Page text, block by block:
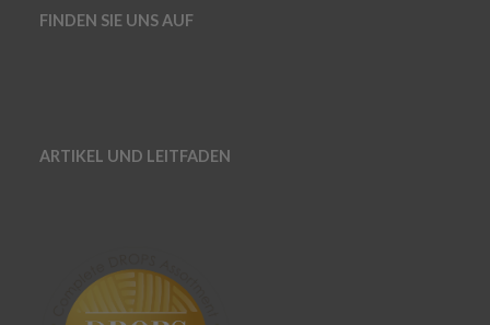
FINDEN SIE UNS AUF
ARTIKEL UND LEITFADEN